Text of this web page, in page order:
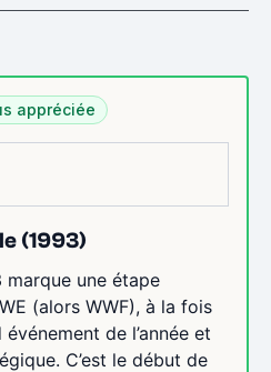
appréciée
(1993)
marque une étape
(alors WWF), à la fois
de l’année et
C’est le début de